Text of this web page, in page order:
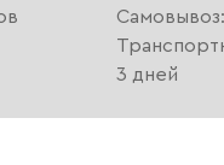
3 дней